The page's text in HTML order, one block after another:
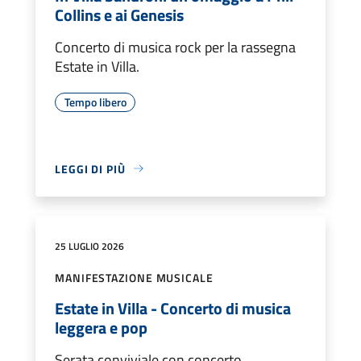
Collins e ai Genesis
Concerto di musica rock per la rassegna
Estate in Villa.
Tempo libero
LEGGI DI PIÙ
25 LUGLIO 2026
MANIFESTAZIONE MUSICALE
Estate in Villa - Concerto di musica
leggera e pop